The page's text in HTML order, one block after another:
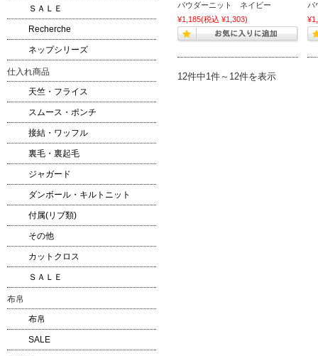
パウダーニット ネイビー
¥1,185(税込 ¥1,303)
パ
12件中1件～12件を表示
ＳＡＬＥ
Recherche
ネップシリーズ
仕入れ商品
天竺・フライス
スムース・ポンチ
接結・ワッフル
裏毛・裏起毛
ジャガード
ダンボール・キルトニット
付属(リブ類)
その他
カットクロス
ＳＡＬＥ
布帛
布帛
SALE